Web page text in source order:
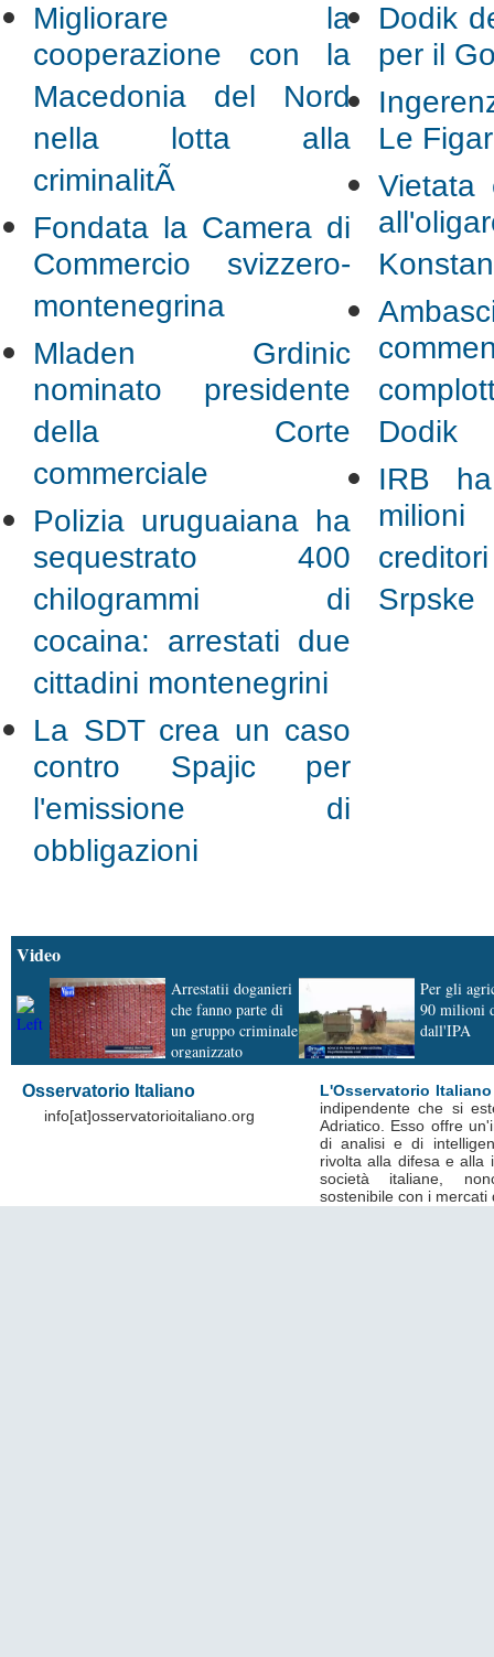
Migliorare la
cooperazione con la
Macedonia del Nord
nella lotta alla
criminalitÃ
Fondata la Camera di
Commercio svizzero-
montenegrina
Mladen Grdinic
nominato presidente
della Corte
commerciale
Polizia uruguaiana ha
sequestrato 400
chilogrammi di
cocaina: arrestati due
cittadini montenegrini
La SDT crea un caso
contro Spajic per
l'emissione di
obbligazioni
Dodik
per il
Le
Vietata
Dodik
IRB
Srpske
Video
Arrestatii doganieri
che fanno parte di
un gruppo criminale
organizzato
Per gli
90 milioni
dall'IPA
Osservatorio Italiano
info[at]osservatorioitaliano.org
L'Osservatorio Italiano
indipendente che si
Adriatico. Esso offre
di analisi e di
rivolta alla difesa e alla
società italiane,
sostenibile con i mercati